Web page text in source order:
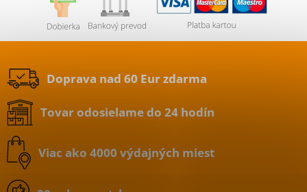
Doprava nad 60 Eur zdarma
Tovar odosielame do 24 hodín
Viac ako 4000 výdajných miest